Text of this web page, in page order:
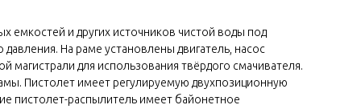
емкостей и других источников чистой воды под
На раме установлены двигатель, насос
магистрали для использования твёрдого смачивателя.
Пистолет имеет регулируемую двухпозиционную
пистолет-распылитель имеет байонетное